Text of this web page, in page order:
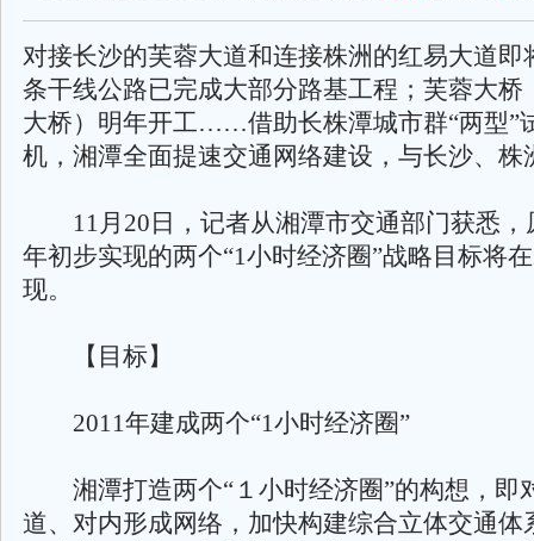
对接长沙的芙蓉大道和连接株洲的红易大道即
条干线公路已完成大部分路基工程；芙蓉大桥
大桥）明年开工……借助长株潭城市群“两型”
机，湘潭全面提速交通网络建设，与长沙、株
11月20日，记者从湘潭市交通部门获悉，
年初步实现的两个“1小时经济圈”战略目标将
现。
【目标】
2011年建成两个“1小时经济圈”
湘潭打造两个“１小时经济圈”的构想，即
道、对内形成网络，加快构建综合立体交通体